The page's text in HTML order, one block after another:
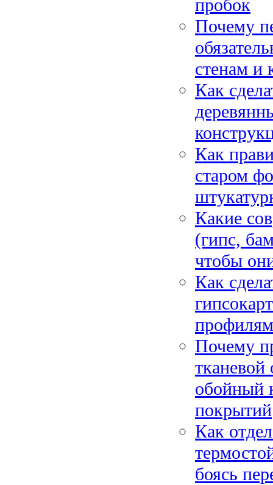
пробок
Почему
стенам и
Как
Как
старом
Какие
(гипс,
чтобы
Как
Почему
тканевой
обойный
покрытий
Как
боясь